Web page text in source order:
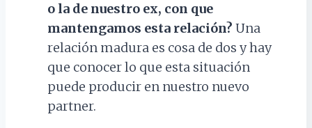
o la de nuestro ex, con que
mantengamos esta relación? Una
relación madura es cosa de dos y hay
que conocer lo que esta situación
puede producir en nuestro nuevo
partner.